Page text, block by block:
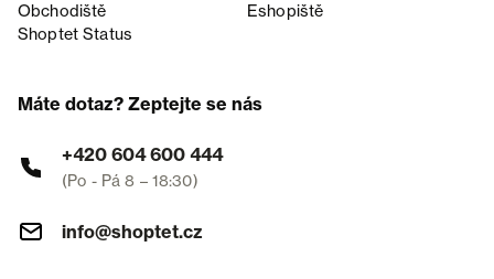
Obchodiště
Eshopiště
Shoptet Status
Máte dotaz? Zeptejte se nás
+420 604 600 444
(Po - Pá 8 – 18:30)
info@shoptet.cz